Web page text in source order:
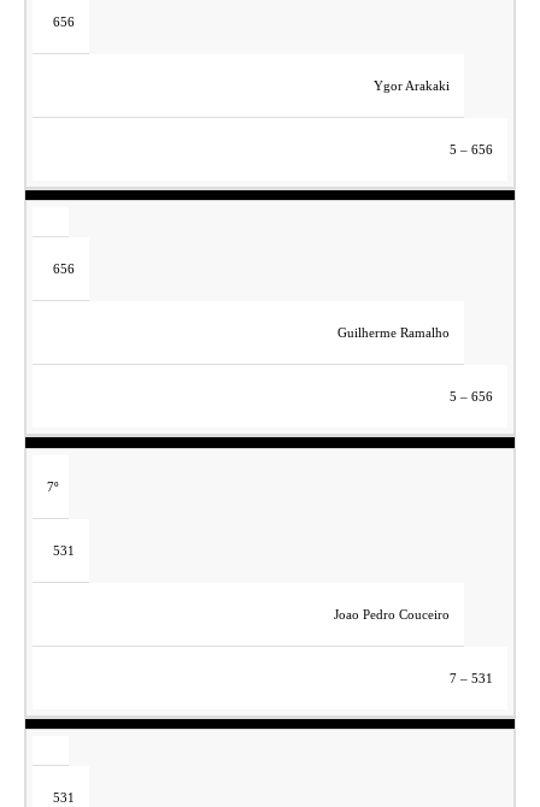
656
Ygor Arakaki
5 – 656
656
Guilherme Ramalho
5 – 656
7º
531
Joao Pedro Couceiro
7 – 531
531